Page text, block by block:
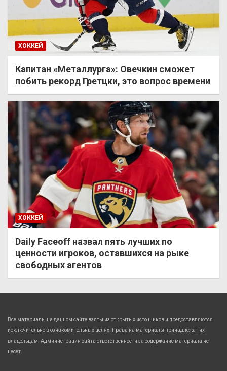
ХОККЕЙ
Капитан «Металлурга»: Овечкин сможет
побить рекорд Гретцки, это вопрос времени
ХОККЕЙ
Daily Faceoff назвал пять лучших по
ценности игроков, оставшихся на рыке
свободных агентов
Все материалы на данном сайте взяты из открытых источников и предоставляются
исключительно в ознакомительных целях. Права на материалы принадлежат их
владельцам. Администрация сайта ответственности за содержание материала не
несет.